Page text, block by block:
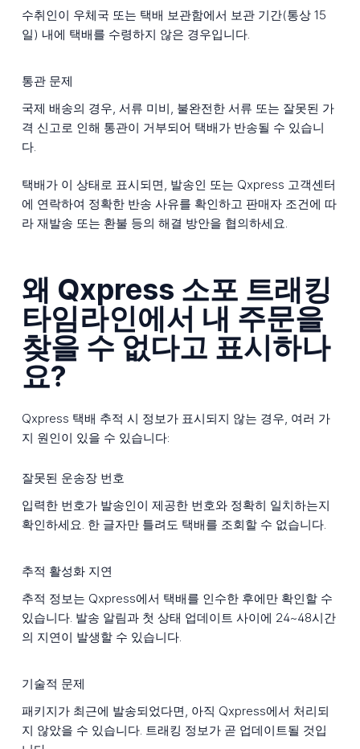
수취인이 우체국 또는 택배 보관함에서 보관 기간(통상 15
일) 내에 택배를 수령하지 않은 경우입니다.
통관 문제
국제 배송의 경우, 서류 미비, 불완전한 서류 또는 잘못된 가
격 신고로 인해 통관이 거부되어 택배가 반송될 수 있습니
다.
택배가 이 상태로 표시되면, 발송인 또는 Qxpress 고객센터
에 연락하여 정확한 반송 사유를 확인하고 판매자 조건에 따
라 재발송 또는 환불 등의 해결 방안을 협의하세요.
왜 Qxpress 소포 트래킹
타임라인에서 내 주문을
찾을 수 없다고 표시하나
요?
Qxpress 택배 추적 시 정보가 표시되지 않는 경우, 여러 가
지 원인이 있을 수 있습니다:
잘못된 운송장 번호
입력한 번호가 발송인이 제공한 번호와 정확히 일치하는지
확인하세요. 한 글자만 틀려도 택배를 조회할 수 없습니다.
추적 활성화 지연
추적 정보는 Qxpress에서 택배를 인수한 후에만 확인할 수
있습니다. 발송 알림과 첫 상태 업데이트 사이에 24~48시간
의 지연이 발생할 수 있습니다.
기술적 문제
패키지가 최근에 발송되었다면, 아직 Qxpress에서 처리되
지 않았을 수 있습니다. 트래킹 정보가 곧 업데이트될 것입